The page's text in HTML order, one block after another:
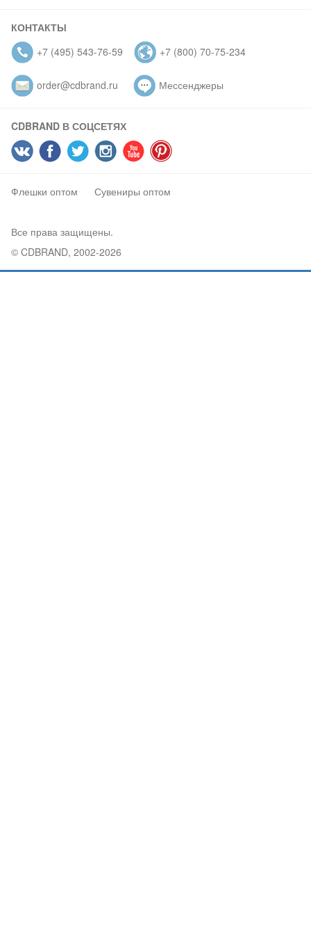
КОНТАКТЫ
+7 (495) 543-76-59
+7 (800) 70-75-234
order@cdbrand.ru Мессенджеры
CDBRAND В СОЦСЕТЯХ
Флешки оптом Сувениры оптом
Все права защищены.
© CDBRAND, 2002-2026